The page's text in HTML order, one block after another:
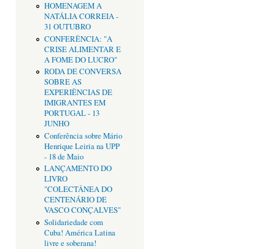
HOMENAGEM A
NATÁLIA CORREIA -
31 OUTUBRO
CONFERÊNCIA: "A
CRISE ALIMENTAR E
A FOME DO LUCRO"
RODA DE CONVERSA
SOBRE AS
EXPERIÊNCIAS DE
IMIGRANTES EM
PORTUGAL - 13
JUNHO
Conferência sobre Mário
Henrique Leiria na UPP
- 18 de Maio
LANÇAMENTO DO
LIVRO
"COLECTÂNEA DO
CENTENÁRIO DE
VASCO CONÇALVES"
Solidariedade com
Cuba! América Latina
livre e soberana!